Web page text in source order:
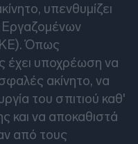
υπενθυμίζει
Όπως
έχει υποχρέωση να
ακίνητο, να
του σπιτιού καθ'
και να αποκαθιστά
από τους